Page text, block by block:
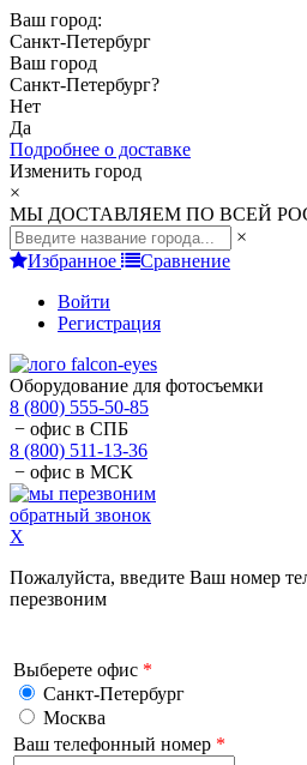
Ваш город:
Санкт-Петербург
Ваш город
Санкт-Петербург?
Нет
Да
Подробнее о доставке
Изменить город
×
МЫ ДОСТАВЛЯЕМ ПО ВСЕЙ
×
Избранное
Сравнение
Войти
Регистрация
Оборудование для фотосъемки
8 (800) 555-50-85
− офис в СПБ
8 (800) 511-13-36
− офис в МСК
обратный звонок
X
Пожалуйста, введите Ваш номер
перезвоним
Выберете офис *
Санкт-Петербург
Москва
Ваш телефонный номер *